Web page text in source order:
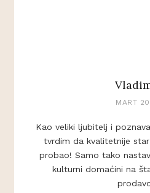
MART
Kao veliki ljubitelj i
tvrdim da kvalitetnije
probao! Samo tako
kulturni domaćini na